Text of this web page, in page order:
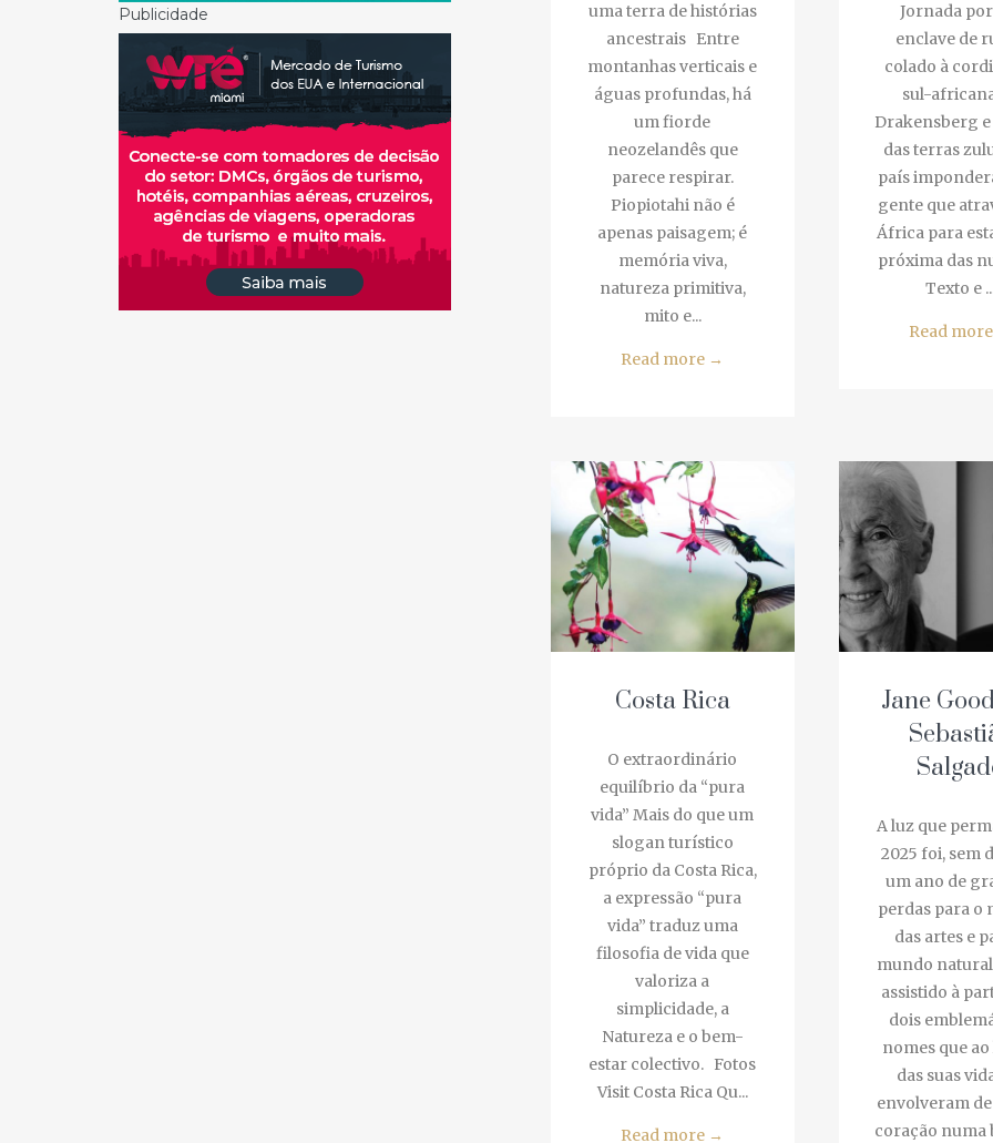
Publicidade
uma terra de histórias
ancestrais Entre
montanhas verticais e
águas profundas, há
um fiorde
neozelandês que
parece respirar.
Piopiotahi não é
apenas paisagem; é
memória viva,
natureza primitiva,
mito e...
Read more→
Jornada por
enclave de
colado à
sul-africana
Drakensberg e
das terras
país
gente que
África para
próxima das
Texto e ...
Read more
Costa Rica
O extraordinário
equilíbrio da “pura
vida” Mais do que um
slogan turístico
próprio da Costa Rica,
a expressão “pura
vida” traduz uma
filosofia de vida que
valoriza a
simplicidade, a
Natureza e o bem-
estar colectivo. Fotos
Visit Costa Rica Qu...
Read more→
Jane
A luz que
2025 foi, sem
um ano de
perdas para o
das artes e
mundo
assistido à
dois
nomes que ao
das suas
envolveram de
coração numa